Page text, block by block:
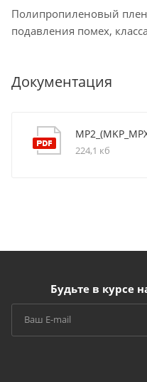
Полипропиленовый
подавления помех,
Документация
224,1 кб
Будьте в курсе